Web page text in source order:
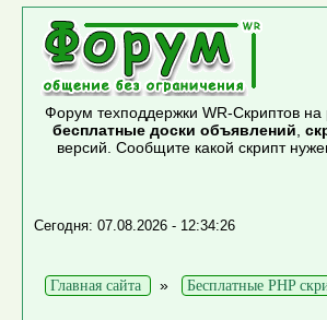
Форум техподдержки WR-Скриптов
бесплатные доски объявлений
версий. Сообщите какой скрипт
Сегодня: 07.08.2026 - 12:34:26
Главная сайта » Бесплатные PHP